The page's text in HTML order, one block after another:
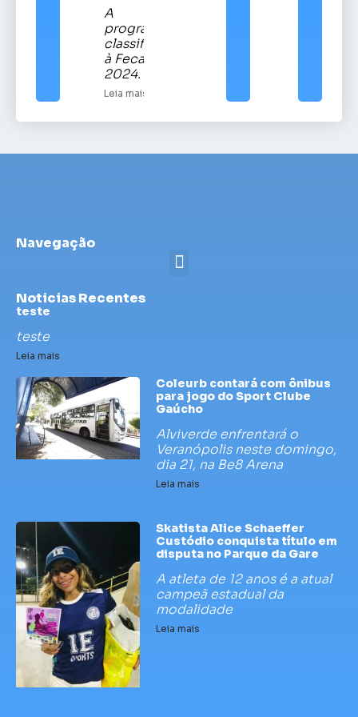
A
programação
classificatória
à Fecars
2024.
Leia mais
Navegação
Noticias Recentes
teste
teste
Leia mais
Coleurb contará com ônibus
para jogo do Sport Clube
Gaúcho
Alviverde enfrentará o
Veranópolis neste domingo,
dia 21, na Be8 Arena
Leia mais
Skatista Alice Schaeffer
Custódio conquista título em
disputa no Parque da Gare
A atleta de 12 anos é a atual
campeã estadual da
modalidade
Leia mais